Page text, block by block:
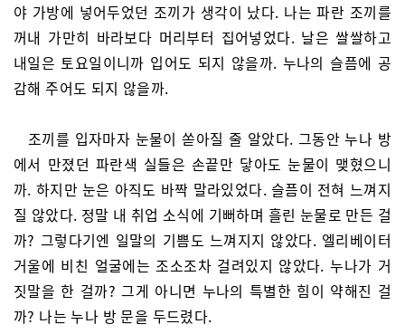
야 가방에 넣어두었던 조끼가 생각이 났다. 나는 파란 조끼를
꺼내 가만히 바라보다 머리부터 집어넣었다. 날은 쌀쌀하고
내일은 토요일이니까 입어도 되지 않을까. 누나의 슬픔에 공
감해 주어도 되지 않을까.
조끼를 입자마자 눈물이 쏟아질 줄 알았다. 그동안 누나 방
에서 만졌던 파란색 실들은 손끝만 닿아도 눈물이 맺혔으니
까. 하지만 눈은 아직도 바짝 말라있었다. 슬픔이 전혀 느껴지
질 않았다. 정말 내 취업 소식에 기뻐하며 흘린 눈물로 만든 걸
까? 그렇다기엔 일말의 기쁨도 느껴지지 않았다. 엘리베이터
거울에 비친 얼굴에는 조소조차 걸려있지 않았다. 누나가 거
짓말을 한 걸까? 그게 아니면 누나의 특별한 힘이 약해진 걸
까? 나는 누나 방 문을 두드렸다.